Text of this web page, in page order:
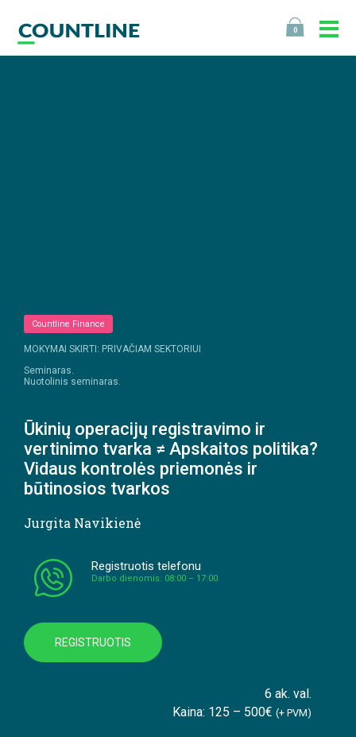
0
Countline Finance
MOKYMAI SKIRTI: PRIVAČIAM SEKTORIUI
Seminaras.
Nuotolinis seminaras.
Ūkinių operacijų registravimo ir
vertinimo tvarka ≠ Apskaitos politika?
Vidaus kontrolės priemonės ir
būtinosios tvarkos
Jurgita Navikienė
Registruotis telefonu
Darbo dienomis: 08:00 – 17:00
REGISTRUOTIS
6 ak. val.
Kaina: 125 – 500€ (+ PVM)